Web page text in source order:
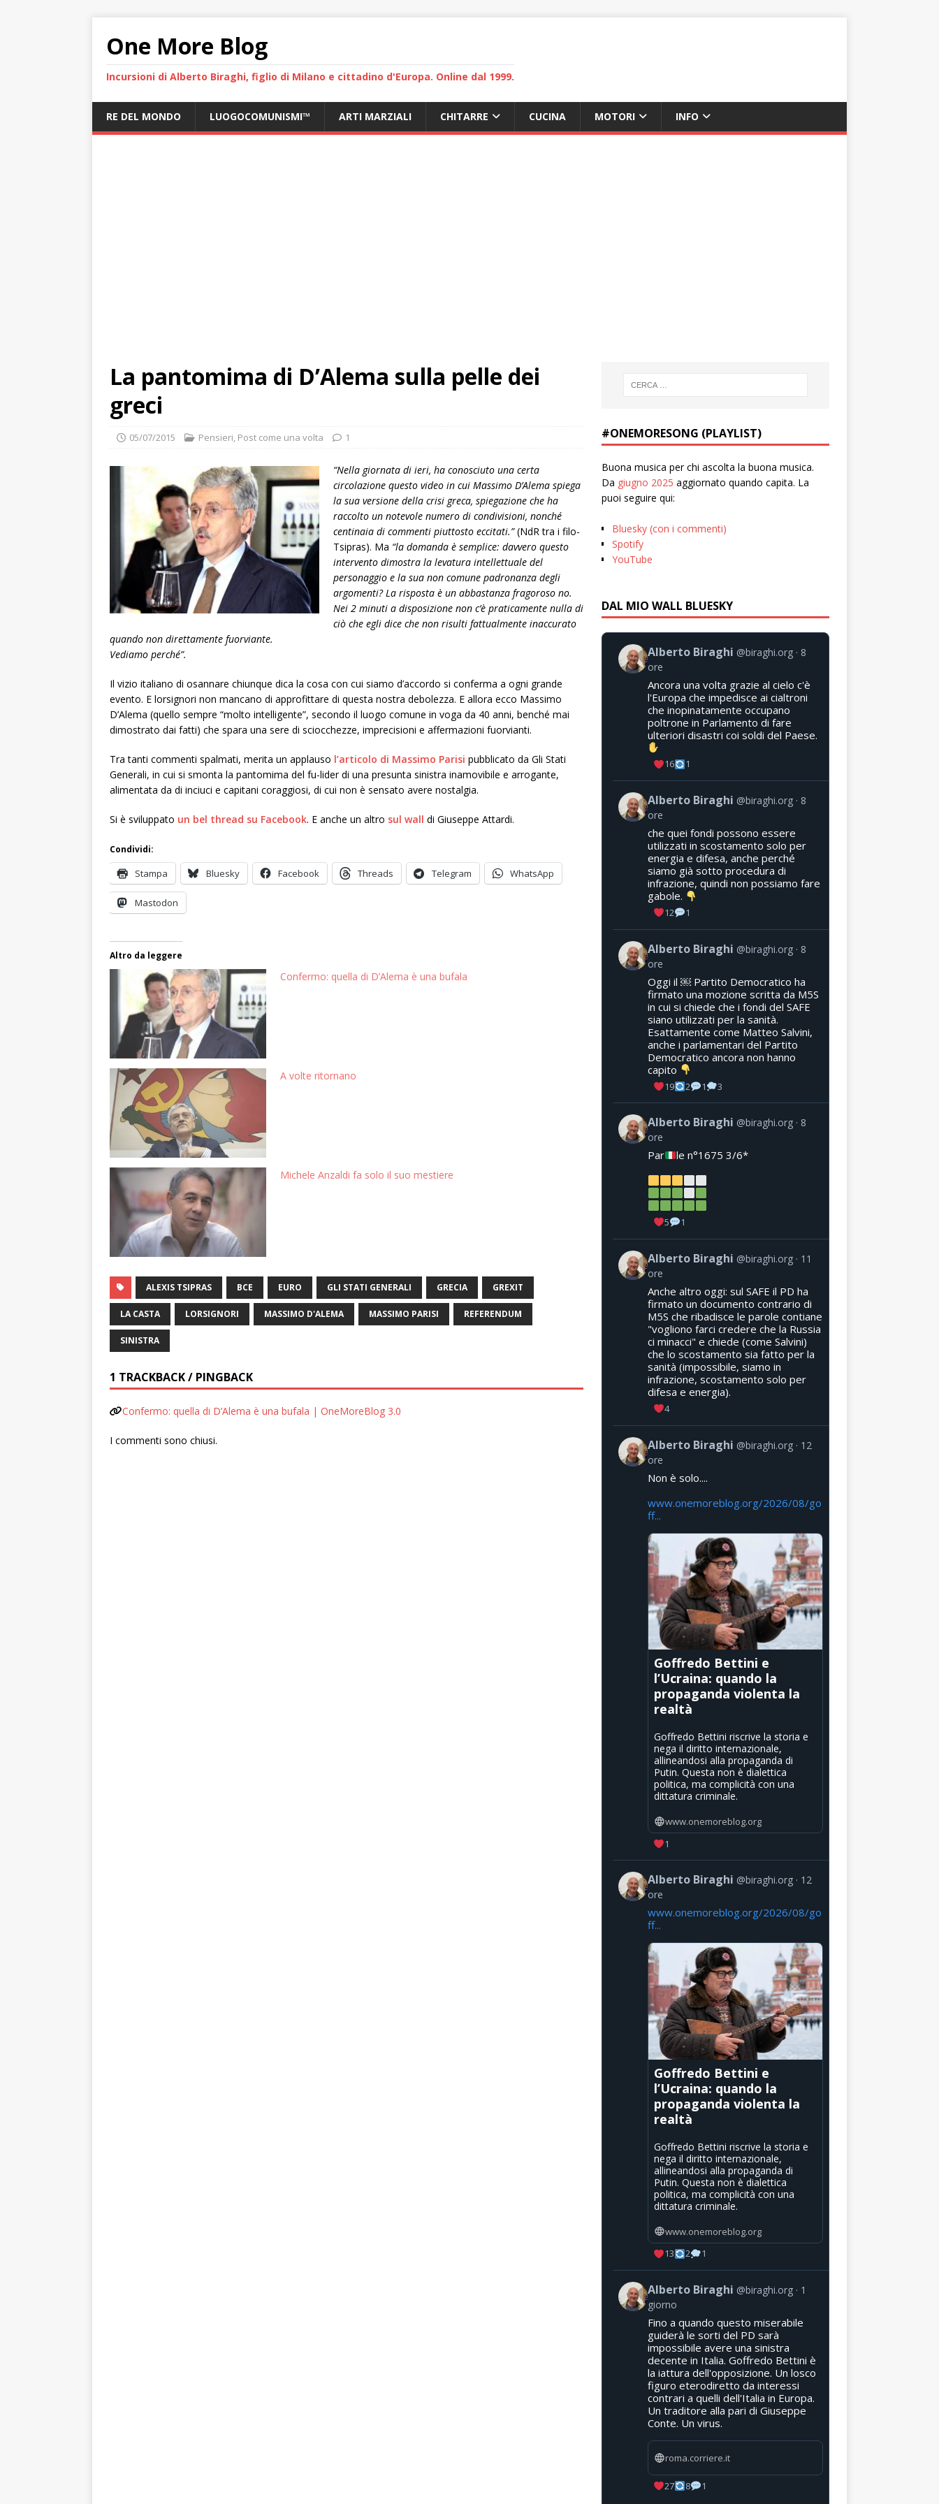
One More Blog
Incursioni di Alberto Biraghi, figlio di Milano e cittadino d'Europa. Online dal 1999.
RE DEL MONDO LUOGOCOMUNISMI™ ARTI MARZIALI CHITARRE CUCINA MOTORI INFO
La pantomima di D’Alema sulla pelle dei
greci
05/07/2015 Pensieri, Post come una volta 1
“Nella giornata di ieri, ha conosciuto una certa
circolazione questo video in cui Massimo D’Alema spiega
la sua versione della crisi greca, spiegazione che ha
raccolto un notevole numero di condivisioni, nonché
centinaia di commenti piuttosto eccitati.”(NdR tra i filo-
Tsipras). Ma “la domanda è semplice: davvero questo
intervento dimostra la levatura intellettuale del
personaggio e la sua non comune padronanza degli
argomenti? La risposta è un abbastanza fragoroso no.
Nei 2 minuti a disposizione non c’è praticamente nulla di
ciò che egli dice che non risulti fattualmente inaccurato
quando non direttamente fuorviante.
Vediamo perché”.
Il vizio italiano di osannare chiunque dica la cosa con cui siamo d’accordo si conferma a ogni grande
evento. E lorsignori non mancano di approfittare di questa nostra debolezza. E allora ecco Massimo
D’Alema (quello sempre “molto intelligente”, secondo il luogo comune in voga da 40 anni, benché mai
dimostrato dai fatti) che spara una sere di sciocchezze, imprecisioni e affermazioni fuorvianti.
Tra tanti commenti spalmati, merita un applauso l’articolo di Massimo Parisi pubblicato da Gli Stati
Generali, in cui si smonta la pantomima del fu-lider di una presunta sinistra inamovibile e arrogante,
alimentata da di inciuci e capitani coraggiosi, di cui non è sensato avere nostalgia.
Si è sviluppato un bel thread su Facebook. E anche un altro sul wall di Giuseppe Attardi.
Condividi:
Stampa Bluesky Facebook Threads Telegram WhatsApp
Mastodon
Altro da leggere
Confermo: quella di D’Alema è una bufala
A volte ritornano
Michele Anzaldi fa solo il suo mestiere
ALEXIS TSIPRAS BCE EURO GLI STATI GENERALI GRECIA GREXIT
LA CASTA LORSIGNORI MASSIMO D'ALEMA MASSIMO PARISI REFERENDUM
SINISTRA
1 TRACKBACK / PINGBACK
Confermo: quella di D’Alema è una bufala | OneMoreBlog 3.0
I commenti sono chiusi.
#ONEMORESONG (PLAYLIST)
Buona musica per chi ascolta la buona musica.
Da giugno 2025 aggiornato quando capita. La
puoi seguire qui:
Bluesky (con i commenti)
Spotify
YouTube
DAL MIO WALL BLUESKY
Alberto Biraghi @biraghi.org
8
ore
Ancora una volta grazie al cielo c'è
l'Europa che impedisce ai cialtroni
che inopinatamente occupano
poltrone in Parlamento di fare
ulteriori disastri coi soldi del Paese.
16 1
Alberto Biraghi @biraghi.org
8
ore
che quei fondi possono essere
utilizzati in scostamento solo per
energia e difesa, anche perché
siamo già sotto procedura di
infrazione, quindi non possiamo fare
gabole.
12 1
Alberto Biraghi @biraghi.org
8
ore
Oggi il ￼ Partito Democratico ha
firmato una mozione scritta da M5S
in cui si chiede che i fondi del SAFE
siano utilizzati per la sanità.
Esattamente come Matteo Salvini,
anche i parlamentari del Partito
Democratico ancora non hanno
capito
19 2 1 3
Alberto Biraghi @biraghi.org
8
ore
Par le n°1675 3/6*
5 1
Alberto Biraghi @biraghi.org
11
ore
Anche altro oggi: sul SAFE il PD ha
firmato un documento contrario di
M5S che ribadisce le parole contiane
"vogliono farci credere che la Russia
ci minacci" e chiede (come Salvini)
che lo scostamento sia fatto per la
sanità (impossibile, siamo in
infrazione, scostamento solo per
difesa e energia).
4
Alberto Biraghi @biraghi.org
12
ore
Non è solo....
www.onemoreblog.org/2026/08/go
ff...
Goffredo Bettini e
l’Ucraina: quando la
propaganda violenta la
realtà
Goffredo Bettini riscrive la storia e
nega il diritto internazionale,
allineandosi alla propaganda di
Putin. Questa non è dialettica
politica, ma complicità con una
dittatura criminale.
www.onemoreblog.org
1
Alberto Biraghi @biraghi.org
12
ore
www.onemoreblog.org/2026/08/go
ff...
Goffredo Bettini e
l’Ucraina: quando la
propaganda violenta la
realtà
Goffredo Bettini riscrive la storia e
nega il diritto internazionale,
allineandosi alla propaganda di
Putin. Questa non è dialettica
politica, ma complicità con una
dittatura criminale.
www.onemoreblog.org
13
2 1
Alberto Biraghi @biraghi.org
1
giorno
Fino a quando questo miserabile
guiderà le sorti del PD sarà
impossibile avere una sinistra
decente in Italia. Goffredo Bettini è
la iattura dell'opposizione. Un losco
figuro eterodiretto da interessi
contrari a quelli dell'Italia in Europa.
Un traditore alla pari di Giuseppe
Conte. Un virus.
roma.corriere.it
27 8 1